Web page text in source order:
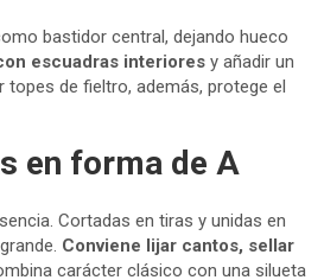
bastidor central, dejando hueco
escuadras interiores y añadir un
de fieltro, además, protege el
en forma de A
Cortadas en tiras y unidas en
Conviene lijar cantos, sellar
carácter clásico con una silueta